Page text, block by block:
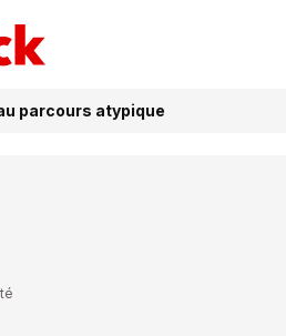
parcours atypique